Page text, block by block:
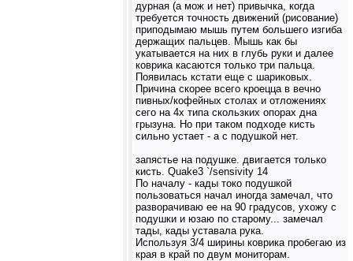
дурная (а мож и нет) привычка, когда
требуется точность движений (рисование)
приподымаю мышь путем большего изгиба
держащих пальцев. Мышь как бы
укатывается на них в глубь руки и далее
коврика касаются только три пальца.
Появилась кстати еще с шариковых.
Причина скорее всего кроецца в вечно
пивных/кофейных столах и отложениях
сего на 4х типа скользких опорах дна
грызуна. Но при таком подходе кисть
сильно устает - а с подушкой нет.
запястье на подушке. двигается только
кисть. Quake3 `/sensivity 14
По началу - кады токо подушкой
пользоваться начал иногда замечал, что
разворачиваю ее на 90 градусов, ухожу с
подушки и юзаю по старому... замечал
тады, кады уставала рука.
Используя 3/4 ширины коврика пробегаю из
края в край по двум мониторам.